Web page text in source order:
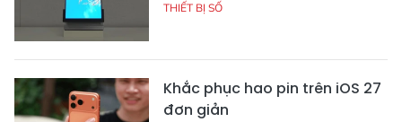
THIẾT BỊ SỐ
Khắc phục hao pin trên iOS 27
đơn giản